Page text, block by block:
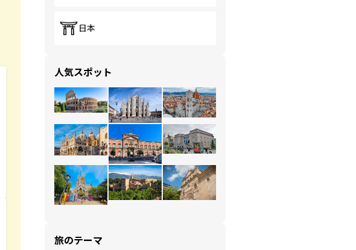
日本
人気スポット
旅のテーマ